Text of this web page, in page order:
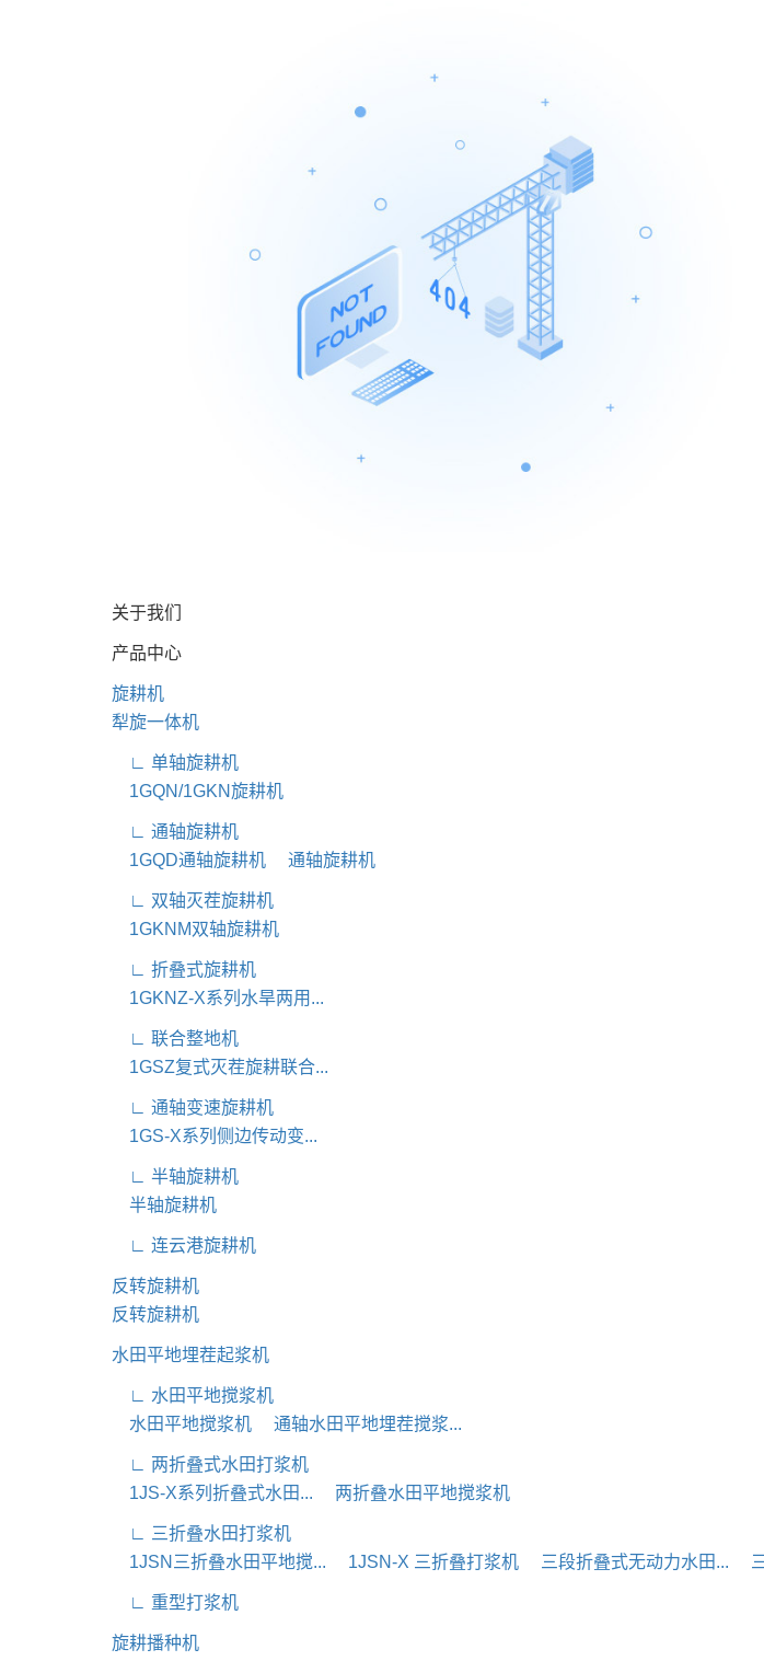
关于我们
产品中心
旋耕机
犁旋一体机
∟ 单轴旋耕机
1GQN/1GKN旋耕机
∟ 通轴旋耕机
1GQD通轴旋耕机
通轴旋耕机
∟ 双轴灭茬旋耕机
1GKNM双轴旋耕机
∟ 折叠式旋耕机
1GKNZ-X系列水旱两用...
∟ 联合整地机
1GSZ复式灭茬旋耕联合...
∟ 通轴变速旋耕机
1GS-X系列侧边传动变...
∟ 半轴旋耕机
半轴旋耕机
∟ 连云港旋耕机
反转旋耕机
反转旋耕机
水田平地埋茬起浆机
∟ 水田平地搅浆机
水田平地搅浆机
通轴水田平地埋茬搅浆...
∟ 两折叠式水田打浆机
1JS-X系列折叠式水田...
两折叠水田平地搅浆机
∟ 三折叠水田打浆机
1JSN三折叠水田平地搅...
1JSN-X 三折叠打浆机 三段折叠式无动力水田... 三
∟ 重型打浆机
旋耕播种机